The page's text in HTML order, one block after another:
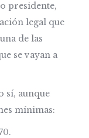
presidente,
legal que
de las
se vayan a
sí, aunque
mínimas: